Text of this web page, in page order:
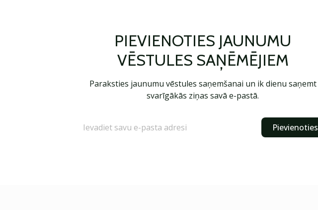
PIEVIENOTIES JAUNUMU
VĒSTULES SAŅĒMĒJIEM
Paraksties jaunumu vēstules saņemšanai un ik dienu saņemt
svarīgākās ziņas savā e-pastā.
Pievienoties